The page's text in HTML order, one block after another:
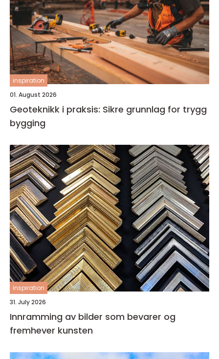
inspiration
01. August 2026
Geoteknikk i praksis: Sikre grunnlag for trygg
bygging
inspiration
31. July 2026
Innramming av bilder som bevarer og
fremhever kunsten